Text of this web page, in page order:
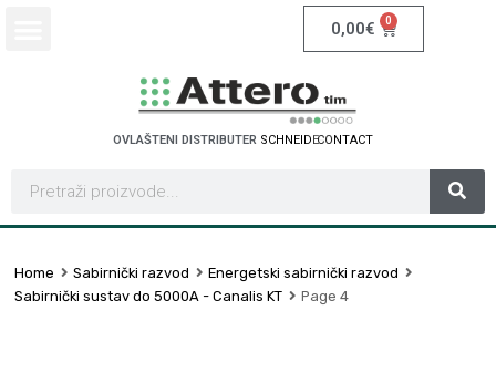
0,00€ 0
OVLAŠTENI DISTRIBUTER SCHNEIDER ELECTRI
Home Sabirnički razvod
Energetski sabirnički razvod
Sabirnički sustav do 5000A - Canalis KT
Page 4